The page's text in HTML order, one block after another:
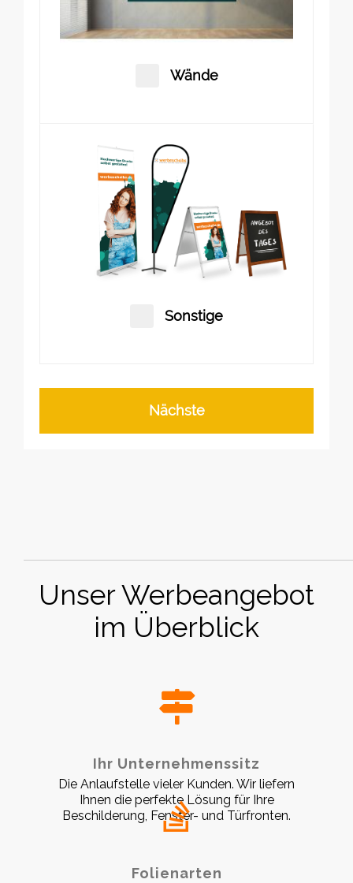
Wände
Sonstige
Nächste
Unser Werbeangebot
im Überblick
Ihr Unternehmenssitz
Die Anlaufstelle vieler Kunden. Wir liefern
Ihnen die perfekte Lösung für Ihre
Beschilderung, Fenster- und Türfronten.
Folienarten